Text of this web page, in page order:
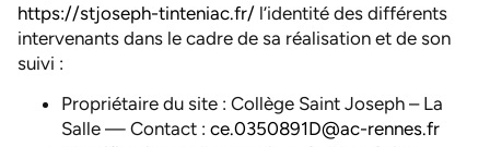
https://stjoseph-tinteniac.fr/ l’identité des différents
intervenants dans le cadre de sa réalisation et de son
suivi :
Propriétaire du site : Collège Saint Joseph – La
Salle — Contact : ce.0350891D@ac-rennes.fr